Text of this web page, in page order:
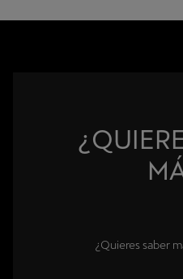
comunicaciones comerciales, en
¿Quieres saber